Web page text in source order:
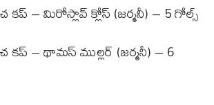
కప్ – మిరోస్లావ్ క్లోస్ (జర్మనీ) – 5 గోల్స్
కప్ – థామస్ ముల్లర్ (జర్మనీ) – 6